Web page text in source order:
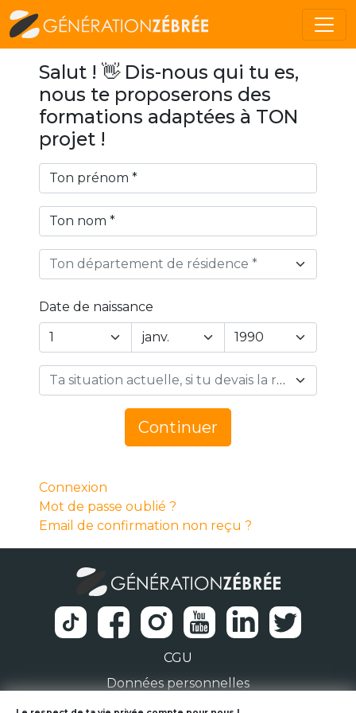
Salut ! 👋 Dis-nous qui tu es,
nous te proposerons des
formations adaptées à TON
projet !
Ton département de résidence *
Date de naissance
Year
Day
Ta situation actuelle, si tu devais la résumer en 1 mot… *
Continuer
Connexion
Mot de passe oublié ?
Email de confirmation non reçu ?
CGU
Données personnelles